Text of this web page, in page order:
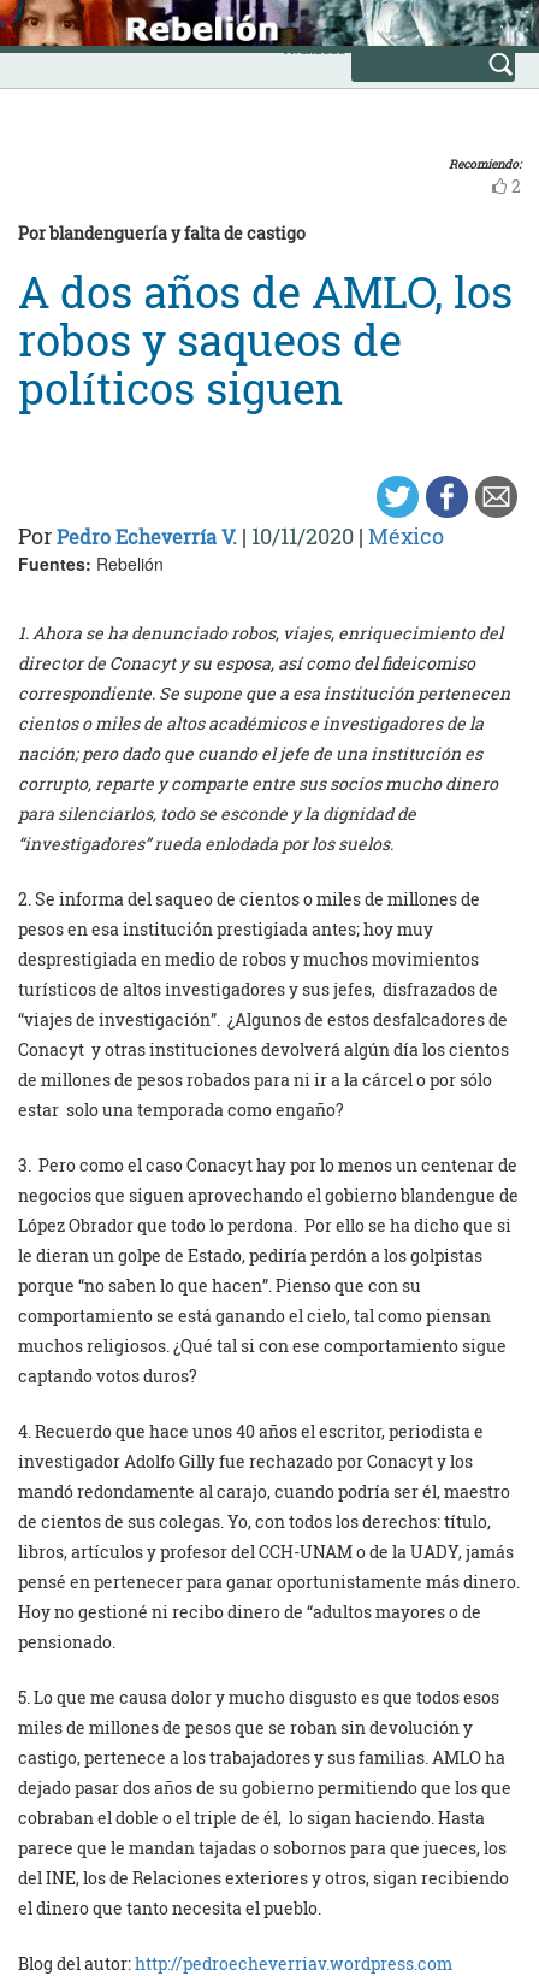
Skip
to
content
INICIO
Avanzada
Recomiendo:
2
Por blandenguería y falta de castigo
A dos años de AMLO, los
robos y saqueos de
políticos siguen
PorPedro Echeverría V. | 10/11/2020 | México
Fuentes: Rebelión
1. Ahora se ha denunciado robos, viajes, enriquecimiento del
director de Conacyt y su esposa, así como del fideicomiso
correspondiente. Se supone que a esa institución pertenecen
cientos o miles de altos académicos e investigadores de la
nación; pero dado que cuando el jefe de una institución es
corrupto, reparte y comparte entre sus socios mucho dinero
para silenciarlos, todo se esconde y la dignidad de
“investigadores” rueda enlodada por los suelos.
2. Se informa del saqueo de cientos o miles de millones de
pesos en esa institución prestigiada antes; hoy muy
desprestigiada en medio de robos y muchos movimientos
turísticos de altos investigadores y sus jefes, disfrazados de
“viajes de investigación”. ¿Algunos de estos desfalcadores de
Conacyt y otras instituciones devolverá algún día los cientos
de millones de pesos robados para ni ir a la cárcel o por sólo
estar solo una temporada como engaño?
3. Pero como el caso Conacyt hay por lo menos un centenar de
negocios que siguen aprovechando el gobierno blandengue de
López Obrador que todo lo perdona. Por ello se ha dicho que si
le dieran un golpe de Estado, pediría perdón a los golpistas
porque “no saben lo que hacen”. Pienso que con su
comportamiento se está ganando el cielo, tal como piensan
muchos religiosos. ¿Qué tal si con ese comportamiento sigue
captando votos duros?
4. Recuerdo que hace unos 40 años el escritor, periodista e
investigador Adolfo Gilly fue rechazado por Conacyt y los
mandó redondamente al carajo, cuando podría ser él, maestro
de cientos de sus colegas. Yo, con todos los derechos: título,
libros, artículos y profesor del CCH-UNAM o de la UADY, jamás
pensé en pertenecer para ganar oportunistamente más dinero.
Hoy no gestioné ni recibo dinero de “adultos mayores o de
pensionado.
5. Lo que me causa dolor y mucho disgusto es que todos esos
miles de millones de pesos que se roban sin devolución y
castigo, pertenece a los trabajadores y sus familias. AMLO ha
dejado pasar dos años de su gobierno permitiendo que los que
cobraban el doble o el triple de él, lo sigan haciendo. Hasta
parece que le mandan tajadas o sobornos para que jueces, los
del INE, los de Relaciones exteriores y otros, sigan recibiendo
el dinero que tanto necesita el pueblo.
Blog del autor:http://pedroecheverriav.wordpress.com